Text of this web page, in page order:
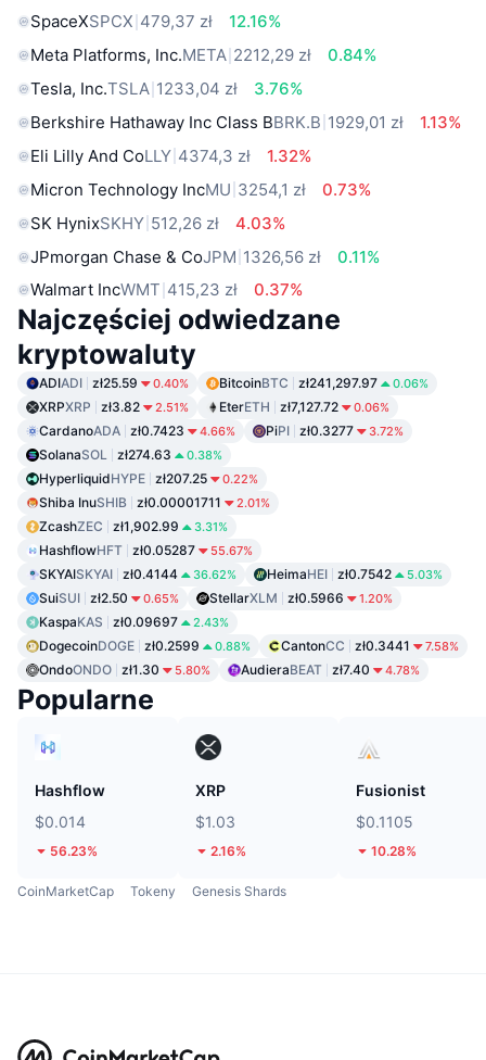
SpaceXSPCX 479,37 zł
12.16%
Meta Platforms, Inc.META 2212,29 zł
0.84%
Tesla, Inc.TSLA 1233,04 zł
3.76%
Berkshire Hathaway Inc Class BBRK.B 1929,01 zł
1.13%
Eli Lilly And CoLLY 4374,3 zł
1.32%
Micron Technology IncMU 3254,1 zł
0.73%
SK HynixSKHY 512,26 zł
4.03%
JPmorgan Chase & CoJPM 1326,56 zł
0.11%
Walmart IncWMT 415,23 zł 0.37%
Najczęściej odwiedzane
kryptowaluty
ADIADI zł25.59 0.40% BitcoinBTC zł241,297.97 0.06%
XRPXRP zł3.82 2.51% EterETH zł7,127.72 0.06%
CardanoADA zł0.7423 4.66% PiPI zł0.3277 3.72%
SolanaSOL zł274.63 0.38%
HyperliquidHYPE zł207.25 0.22%
Shiba InuSHIB zł0.00001711 2.01%
ZcashZEC zł1,902.99 3.31%
HashflowHFT zł0.05287 55.67%
SKYAISKYAI zł0.4144 36.62% HeimaHEI zł0.7542 5.03%
SuiSUI zł2.50 0.65% StellarXLM zł0.5966 1.20%
KaspaKAS zł0.09697 2.43%
DogecoinDOGE zł0.2599 0.88% CantonCC zł0.3441 7.58%
OndoONDO zł1.30 5.80% AudieraBEAT zł7.40 4.78%
Popularne
Hashflow
$0.014
56.23%
XRP
$1.03
2.16%
Fusionist
$0.1105
10.28%
CoinMarketCap Tokeny Genesis Shards